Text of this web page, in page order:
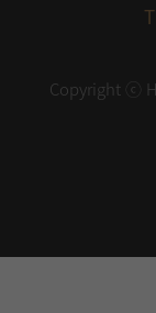
Copyright ⓒ